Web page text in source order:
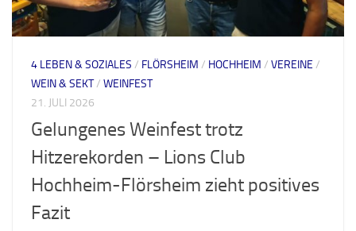
4 LEBEN & SOZIALES / FLÖRSHEIM / HOCHHEIM / VEREINE /
WEIN & SEKT/ WEINFEST
21. JULI 2026
Gelungenes Weinfest trotz
Hitzerekorden – Lions Club
Hochheim-Flörsheim zieht positives
Fazit